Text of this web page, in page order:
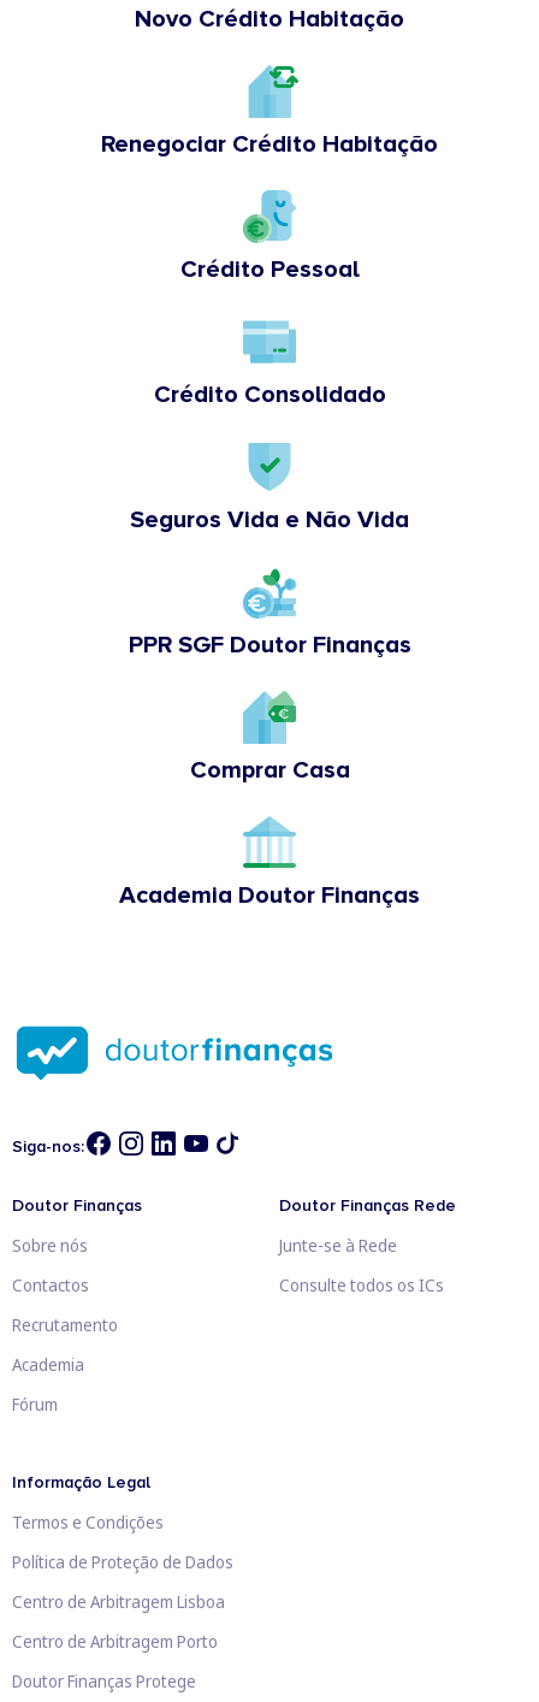
Novo Crédito Habitação
Renegociar Crédito Habitação
Crédito Pessoal
Crédito Consolidado
Seguros Vida e Não Vida
PPR SGF Doutor Finanças
Comprar Casa
Academia Doutor Finanças
Siga-nos:
Doutor Finanças
Sobre nós
Contactos
Recrutamento
Academia
Fórum
Doutor Finanças Rede
Junte-se à Rede
Consulte todos os ICs
Informação Legal
Termos e Condições
Política de Proteção de Dados
Centro de Arbitragem Lisboa
Centro de Arbitragem Porto
Doutor Finanças Protege